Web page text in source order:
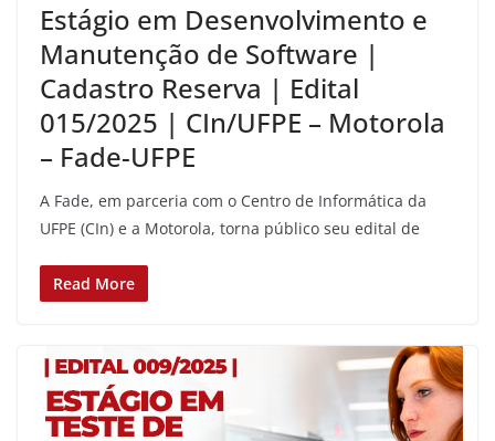
Estágio em Desenvolvimento e
Manutenção de Software |
Cadastro Reserva | Edital
015/2025 | CIn/UFPE – Motorola
– Fade-UFPE
A Fade, em parceria com o Centro de Informática da
UFPE (CIn) e a Motorola, torna público seu edital de
Read More